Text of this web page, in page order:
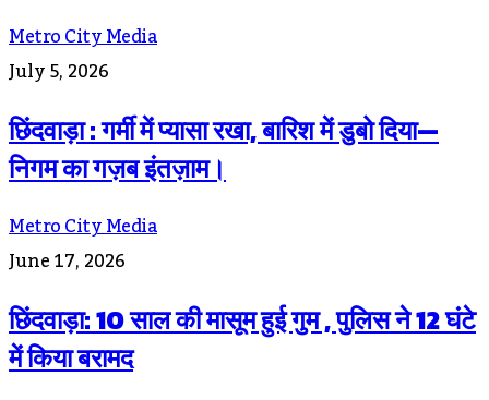
Metro City Media
July 5, 2026
छिंदवाड़ा : गर्मी में प्यासा रखा, बारिश में डुबो दिया—
निगम का गज़ब इंतज़ाम।
Metro City Media
June 17, 2026
छिंदवाड़ा: 10 साल की मासूम हुई गुम , पुलिस ने 12 घंटे
में किया बरामद